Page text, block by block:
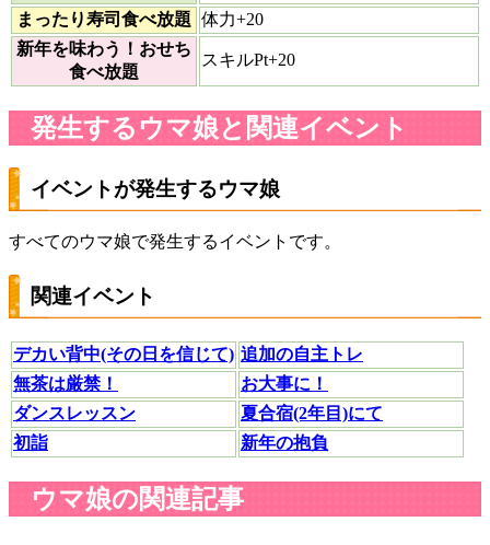
まったり寿司食べ放題 体力+20
新年を味わう！おせち
食べ放題
スキルPt+20
発生するウマ娘と関連イベント
イベントが発生するウマ娘
すべてのウマ娘で発生するイベントです。
関連イベント
デカい背中(その日を信じて) 追加の自主トレ
無茶は厳禁！
お大事に！
ダンスレッスン
夏合宿(2年目)にて
初詣
新年の抱負
ウマ娘の関連記事